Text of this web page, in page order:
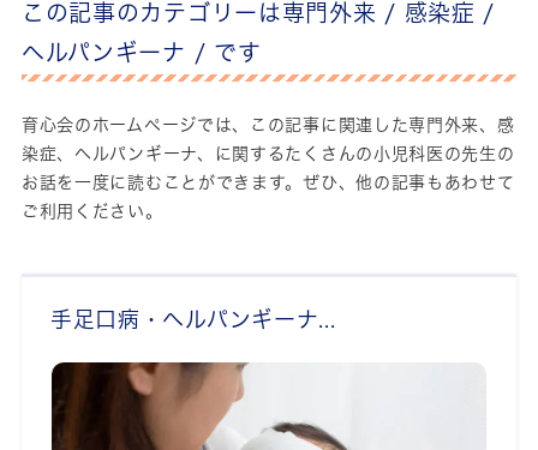
この記事のカテゴリーは専門外来 / 感染症 /
ヘルパンギーナ / です
育心会のホームページでは、この記事に関連した専門外来、 感
染症、 ヘルパンギーナ、
に関するたくさんの小児科医の先生の
お話を一度に読むことができます。ぜひ、他の記事もあわせて
ご利用ください。
手足口病・ヘルパンギーナ...